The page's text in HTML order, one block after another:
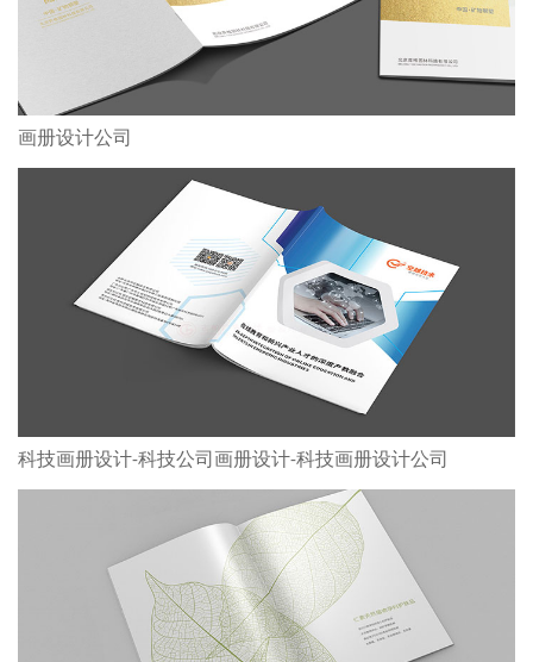
画册设计公司
科技画册设计-科技公司画册设计-科技画册设计公司